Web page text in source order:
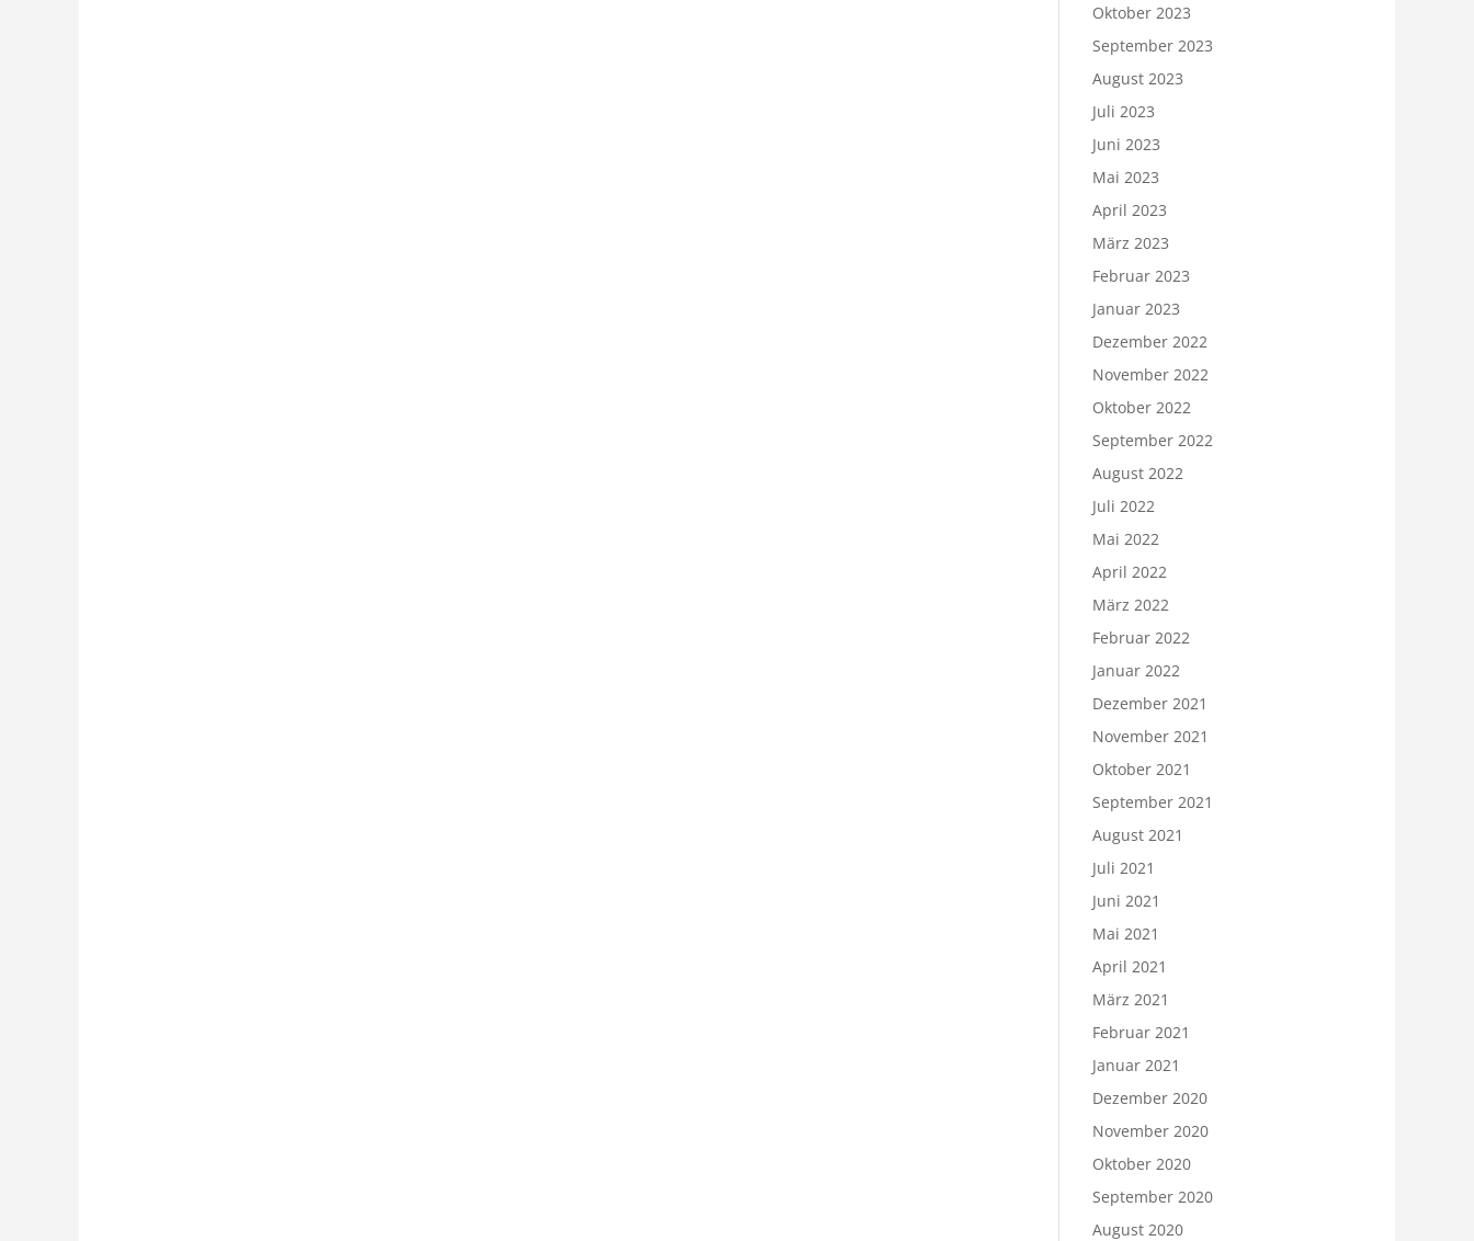
Oktober 2023
September 2023
August 2023
Juli 2023
Juni 2023
Mai 2023
April 2023
März 2023
Februar 2023
Januar 2023
Dezember 2022
November 2022
Oktober 2022
September 2022
August 2022
Juli 2022
Mai 2022
April 2022
März 2022
Februar 2022
Januar 2022
Dezember 2021
November 2021
Oktober 2021
September 2021
August 2021
Juli 2021
Juni 2021
Mai 2021
April 2021
März 2021
Februar 2021
Januar 2021
Dezember 2020
November 2020
Oktober 2020
September 2020
August 2020